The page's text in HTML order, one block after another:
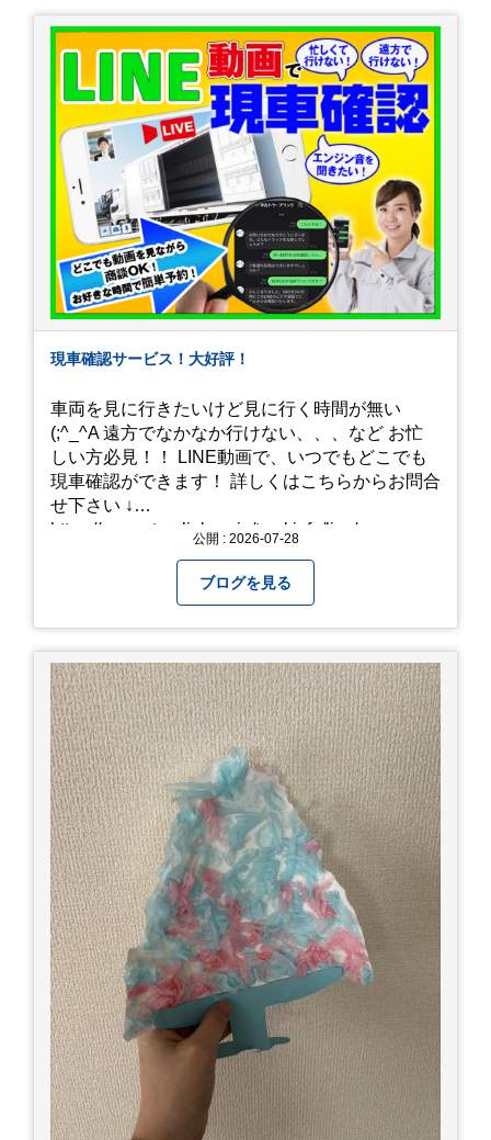
現車確認サービス！大好評！
車両を見に行きたいけど見に行く時間が無い
(;^_^A 遠方でなかなか行けない、、、など お忙
しい方必見！！ LINE動画で、いつでもどこでも
現車確認ができます！ 詳しくはこちらからお問合
せ下さい ↓
https://www.steerlink.co.jp/truckinfo/live/
公開 : 2026-07-28
ブログを見る